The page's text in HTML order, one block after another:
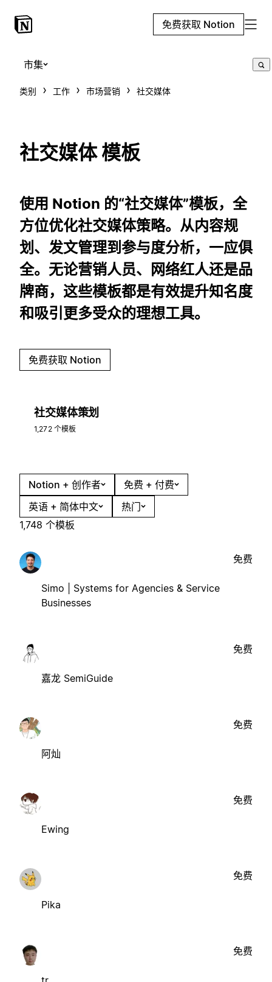
免费获取 Notion
市集
类别 工作 市场营销 社交媒体
社交媒体 模板
使用 Notion 的“社交媒体”模板，全
方位优化社交媒体策略。从内容规
划、发文管理到参与度分析，一应俱
全。无论营销人员、网络红人还是品
牌商，这些模板都是有效提升知名度
和吸引更多受众的理想工具。
免费获取 Notion
社交媒体策划
1,272 个模板
Notion + 创作者
免费 + 付费
英语 + 简体中文
热门
1,748 个模板
Simo | Systems for Agencies & Service
Businesses
免费
嘉龙 SemiGuide
免费
阿灿
免费
Ewing
免费
Pika
免费
免费